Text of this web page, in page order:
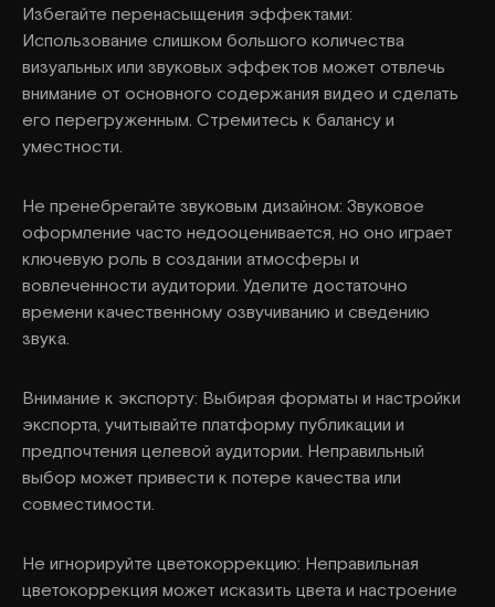
Избегайте перенасыщения эффектами:
Использование слишком большого количества
визуальных или звуковых эффектов может отвлечь
внимание от основного содержания видео и сделать
его перегруженным. Стремитесь к балансу и
уместности.
Не пренебрегайте звуковым дизайном: Звуковое
оформление часто недооценивается, но оно играет
ключевую роль в создании атмосферы и
вовлеченности аудитории. Уделите достаточно
времени качественному озвучиванию и сведению
звука.
Внимание к экспорту: Выбирая форматы и настройки
экспорта, учитывайте платформу публикации и
предпочтения целевой аудитории. Неправильный
выбор может привести к потере качества или
совместимости.
Не игнорируйте цветокоррекцию: Неправильная
цветокоррекция может исказить цвета и настроение